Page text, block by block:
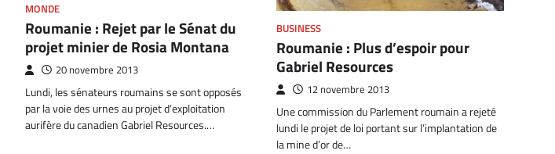
MONDE
Roumanie : Rejet par le Sénat du
projet minier de Rosia Montana
20 novembre 2013
Lundi, les sénateurs roumains se sont opposés
par la voie des urnes au projet d’exploitation
aurifère du canadien Gabriel Resources.…
BUSINESS
Roumanie : Plus d’espoir pour
Gabriel Resources
12 novembre 2013
Une commission du Parlement roumain a rejeté
lundi le projet de loi portant sur l’implantation de
la mine d’or de…